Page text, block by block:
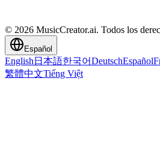
© 2026 MusicCreator.ai. Todos los
Español
English 日本語한국어DeutschEspañol
繁體中文Tiếng Việt